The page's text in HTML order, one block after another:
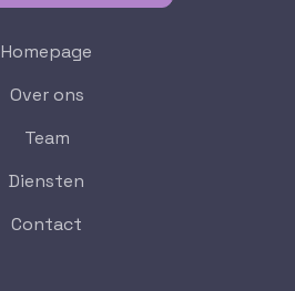
Homepage
Over ons
Team
Diensten
Contact